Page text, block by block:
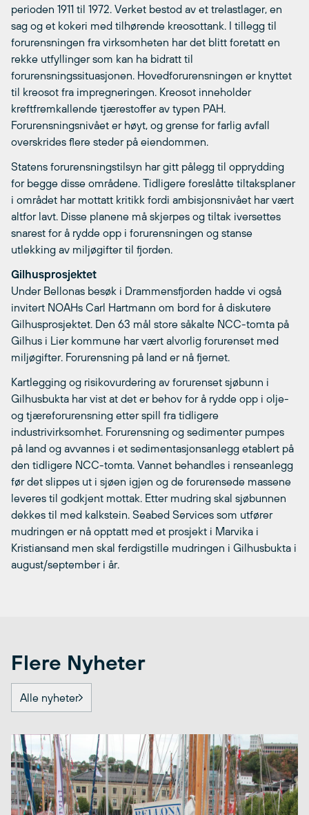
perioden 1911 til 1972. Verket bestod av et trelastlager, en
sag og et kokeri med tilhørende kreosottank. I tillegg til
forurensningen fra virksomheten har det blitt foretatt en
rekke utfyllinger som kan ha bidratt til
forurensningssituasjonen. Hovedforurensningen er knyttet
til kreosot fra impregneringen. Kreosot inneholder
kreftfremkallende tjærestoffer av typen PAH.
Forurensningsnivået er høyt, og grense for farlig avfall
overskrides flere steder på eiendommen.
Statens forurensningstilsyn har gitt pålegg til opprydding
for begge disse områdene. Tidligere foreslåtte tiltaksplaner
i området har mottatt kritikk fordi ambisjonsnivået har vært
altfor lavt. Disse planene må skjerpes og tiltak iversettes
snarest for å rydde opp i forurensningen og stanse
utlekking av miljøgifter til fjorden.
Gilhusprosjektet
Under Bellonas besøk i Drammensfjorden hadde vi også
invitert NOAHs Carl Hartmann om bord for å diskutere
Gilhusprosjektet. Den 63 mål store såkalte NCC-tomta på
Gilhus i Lier kommune har vært alvorlig forurenset med
miljøgifter. Forurensning på land er nå fjernet.
Kartlegging og risikovurdering av forurenset sjøbunn i
Gilhusbukta har vist at det er behov for å rydde opp i olje-
og tjæreforurensning etter spill fra tidligere
industrivirksomhet. Forurensning og sedimenter pumpes
på land og avvannes i et sedimentasjonsanlegg etablert på
den tidligere NCC-tomta. Vannet behandles i renseanlegg
før det slippes ut i sjøen igjen og de forurensede massene
leveres til godkjent mottak. Etter mudring skal sjøbunnen
dekkes til med kalkstein. Seabed Services som utfører
mudringen er nå opptatt med et prosjekt i Marvika i
Kristiansand men skal ferdigstille mudringen i Gilhusbukta i
august/september i år.
Flere Nyheter
Alle nyheter